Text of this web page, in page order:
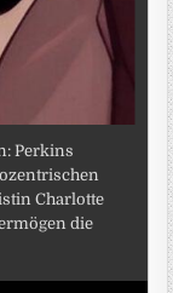
Perkins
Charlotte
die